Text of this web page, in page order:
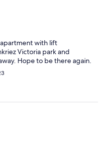
with lift
Victoria park and
Hope to be there again.